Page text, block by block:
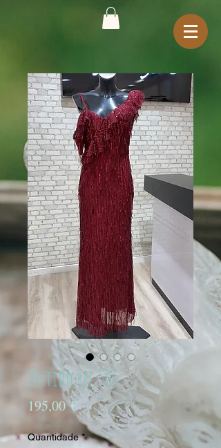
Vestido ref.501
195,00 €Preço
Quantidade *